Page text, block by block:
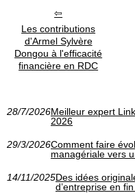
Les contributions
d'Armel Sylvère
Dongou à l'efficacité
financière en RDC
28/7/2026Meilleur expert
2026
29/3/2026Comment faire
managériale vers
14/11/2025Des idées
d’entreprise en